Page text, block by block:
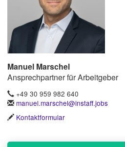
Manuel Marschel
Ansprechpartner für Arbeitgeber
+49 30 959 982 640
manuel.marschel@instaff.jobs
Kontaktformular